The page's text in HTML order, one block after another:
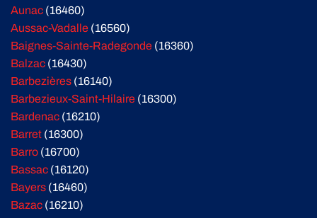
Aunac (16460)
Aussac-Vadalle (16560)
Baignes-Sainte-Radegonde (16360)
Balzac (16430)
Barbezières (16140)
Barbezieux-Saint-Hilaire (16300)
Bardenac (16210)
Barret (16300)
Barro (16700)
Bassac (16120)
Bayers (16460)
Bazac (16210)